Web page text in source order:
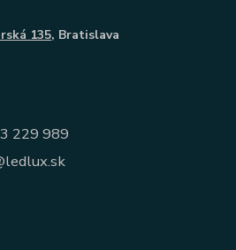
135, Bratislava
229 989